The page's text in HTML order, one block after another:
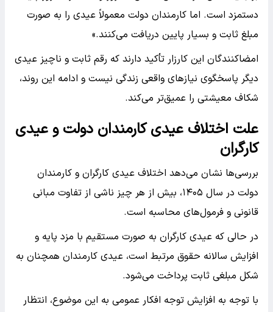
دستمزد است. اما کارمندان دولت معمولاً عیدی را به صورت
مبلغ ثابت و بسیار پایین دریافت می‌کنند.»
امضاکنندگان این کارزار تأکید دارند که رقم ثابت و ناچیز عیدی
دیگر پاسخگوی نیازهای واقعی زندگی نیست و ادامه این روند،
شکاف معیشتی را عمیق‌تر می‌کند.
علت اختلاف عیدی کارمندان دولت و عیدی
کارگران
بررسی‌ها نشان می‌دهد اختلاف عیدی کارگران و کارمندان
دولت در سال ۱۴۰۵، بیش از هر چیز ناشی از تفاوت مبانی
قانونی و فرمول‌های محاسبه است.
در حالی که عیدی کارگران به صورت مستقیم با مزد پایه و
افزایش سالانه حقوق مرتبط است، عیدی کارمندان همچنان به
شکل مبلغی ثابت پرداخت می‌شود.
با توجه به افزایش توجه افکار عمومی به این موضوع، انتظار